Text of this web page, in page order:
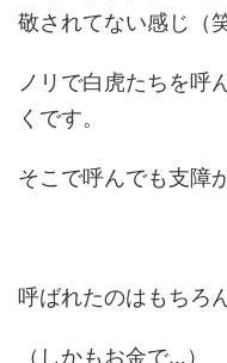
敬されてない感じ（笑
ノリで白虎たちを呼
くです。
そこで呼んでも支障
呼ばれたのはもちろ
（しかもお金で…）